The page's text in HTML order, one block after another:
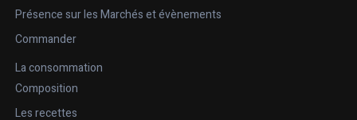
Présence sur les Marchés et évènements
Commander
La consommation
Composition
Les recettes